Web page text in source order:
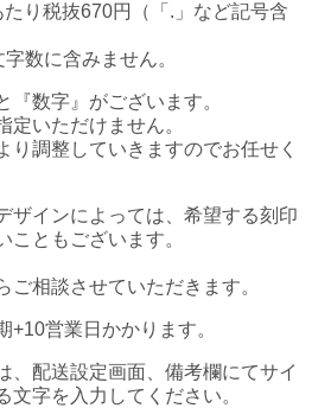
り税抜670円（「.」など記号含
数に含みません。
『数字』がございます。
定いただけません。
り調整していきますのでお任せく
ザインによっては、希望する刻印
こともございます。
ご相談させていただきます。
+10営業日かかります。
、配送設定画面、備考欄にてサイ
文字を入力してください。